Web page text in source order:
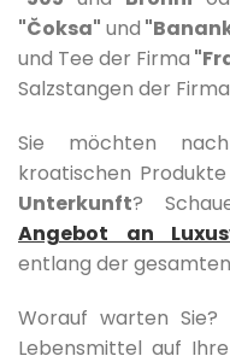
"Čoksa" und
und Tee der Firma
Salzstangen der Firma
Sie möchten
kroatischen
Unterkunft?
Angebot an
entlang der
Worauf warten Sie?
Lebensmittel auf